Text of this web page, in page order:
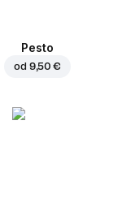
Pesto
od 9,50 €